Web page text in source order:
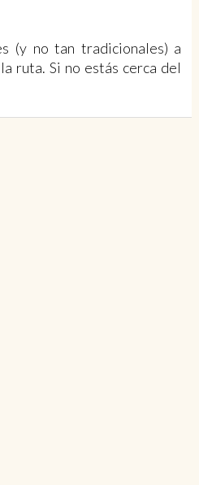
(y no tan tradicionales) a
ruta. Si no estás cerca del